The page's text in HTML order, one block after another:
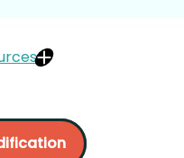
Structures
Montpetit.